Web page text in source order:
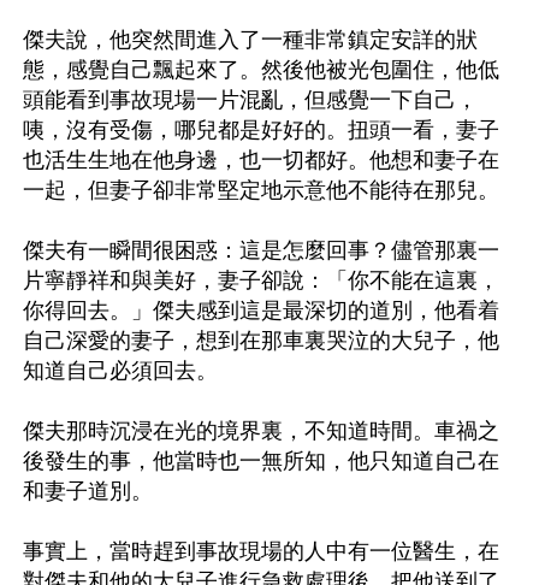
傑夫說，他突然間進入了一種非常鎮定安詳的狀
態，感覺自己飄起來了。然後他被光包圍住，他低
頭能看到事故現場一片混亂，但感覺一下自己，
咦，沒有受傷，哪兒都是好好的。扭頭一看，妻子
也活生生地在他身邊，也一切都好。他想和妻子在
一起，但妻子卻非常堅定地示意他不能待在那兒。
傑夫有一瞬間很困惑：這是怎麼回事？儘管那裏一
片寧靜祥和與美好，妻子卻說：「你不能在這裏，
你得回去。」傑夫感到這是最深切的道別，他看着
自己深愛的妻子，想到在那車裏哭泣的大兒子，他
知道自己必須回去。
傑夫那時沉浸在光的境界裏，不知道時間。車禍之
後發生的事，他當時也一無所知，他只知道自己在
和妻子道別。
事實上，當時趕到事故現場的人中有一位醫生，在